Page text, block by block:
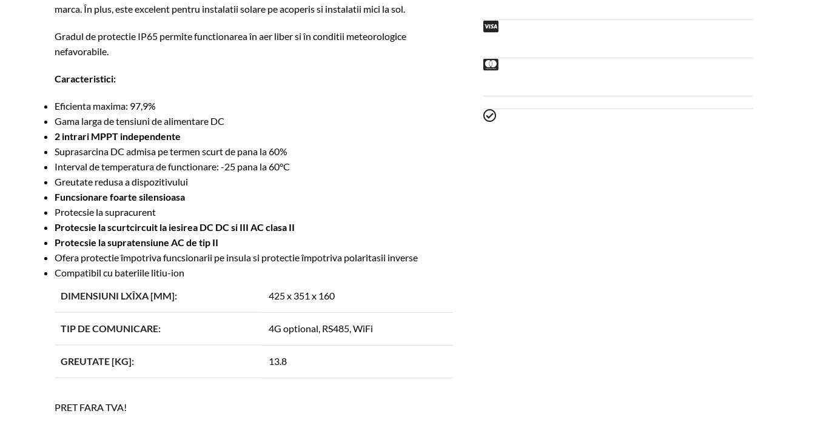
marca. În plus, este excelent pentru instalatii solare pe acoperis si instalatii mici la sol.
Gradul de protectie IP65 permite functionarea în aer liber si în conditii meteorologice
nefavorabile.
Caracteristici:
Eficienta maxima: 97,9%
Gama larga de tensiuni de alimentare DC
2 intrari MPPT independente
Suprasarcina DC admisa pe termen scurt de pana la 60%
Interval de temperatura de functionare: -25 pana la 60°C
Greutate redusa a dispozitivului
Funcsionare foarte silensioasa
Protecsie la supracurent
Protecsie la scurtcircuit la iesirea DC DC si III AC clasa II
Protecsie la supratensiune AC de tip II
Ofera protectie împotriva funcsionarii pe insula si protectie împotriva polaritasii inverse
Compatibil cu bateriile litiu-ion
DIMENSIUNI LXÎXA [MM]:
425 x 351 x 160
TIP DE COMUNICARE: 4G optional, RS485, WiFi
GREUTATE [KG]: 13.8
PRET FARA TVA!